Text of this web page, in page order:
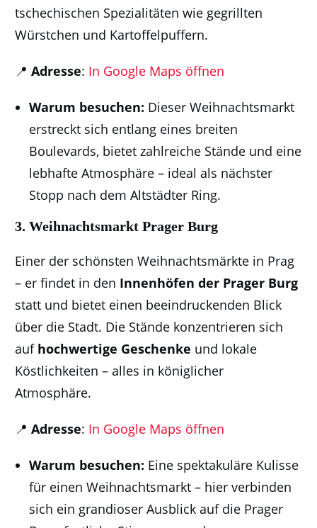
tschechischen Spezialitäten wie gegrillten
Würstchen und Kartoffelpuffern.
📍 Adresse: In Google Maps öffnen
Warum besuchen: Dieser Weihnachtsmarkt
erstreckt sich entlang eines breiten
Boulevards, bietet zahlreiche Stände und eine
lebhafte Atmosphäre – ideal als nächster
Stopp nach dem Altstädter Ring.
3. Weihnachtsmarkt Prager Burg
Einer der schönsten Weihnachtsmärkte in Prag
– er findet in den Innenhöfen der Prager Burg
statt und bietet einen beeindruckenden Blick
über die Stadt. Die Stände konzentrieren sich
auf hochwertige Geschenke und lokale
Köstlichkeiten – alles in königlicher
Atmosphäre.
📍 Adresse: In Google Maps öffnen
Warum besuchen: Eine spektakuläre Kulisse
für einen Weihnachtsmarkt – hier verbinden
sich ein grandioser Ausblick auf die Prager